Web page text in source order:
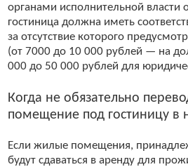
органами исполнительной власти
гостиница должна иметь
за отсутствие которого
(от 7000 до 10 000 рублей — на
000 до 50 000 рублей для
Когда не обязательно
помещение под гостиницу в
Если жилые помещения,
будут сдаваться в аренду для